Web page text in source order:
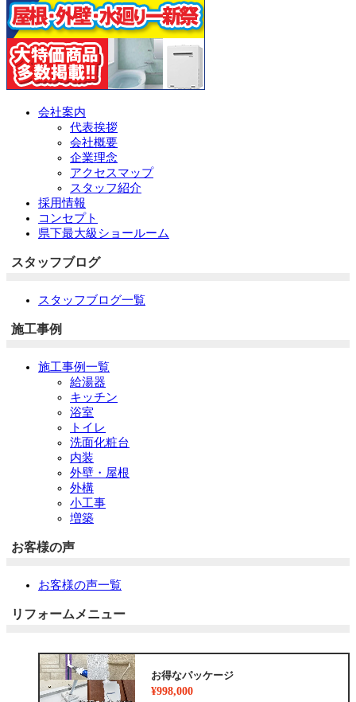
会社案内
代表挨拶
会社概要
企業理念
アクセスマップ
スタッフ紹介
採用情報
コンセプト
県下最大級ショールーム
スタッフブログ
スタッフブログ一覧
施工事例
施工事例一覧
給湯器
キッチン
浴室
トイレ
洗面化粧台
内装
外壁・屋根
外構
小工事
増築
お客様の声
お客様の声一覧
リフォームメニュー
お得なパッケージ
¥998,000